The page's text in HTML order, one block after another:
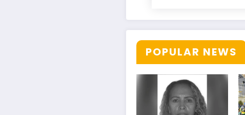
POPULAR NEWS